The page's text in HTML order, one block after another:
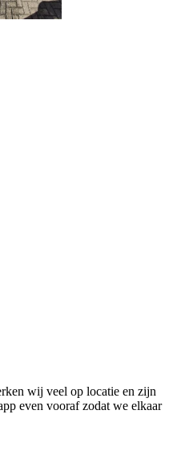
wij veel op locatie en zijn
even vooraf zodat we elkaar